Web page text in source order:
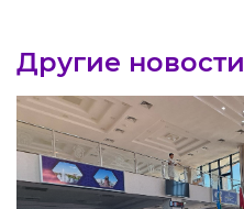
Другие новости